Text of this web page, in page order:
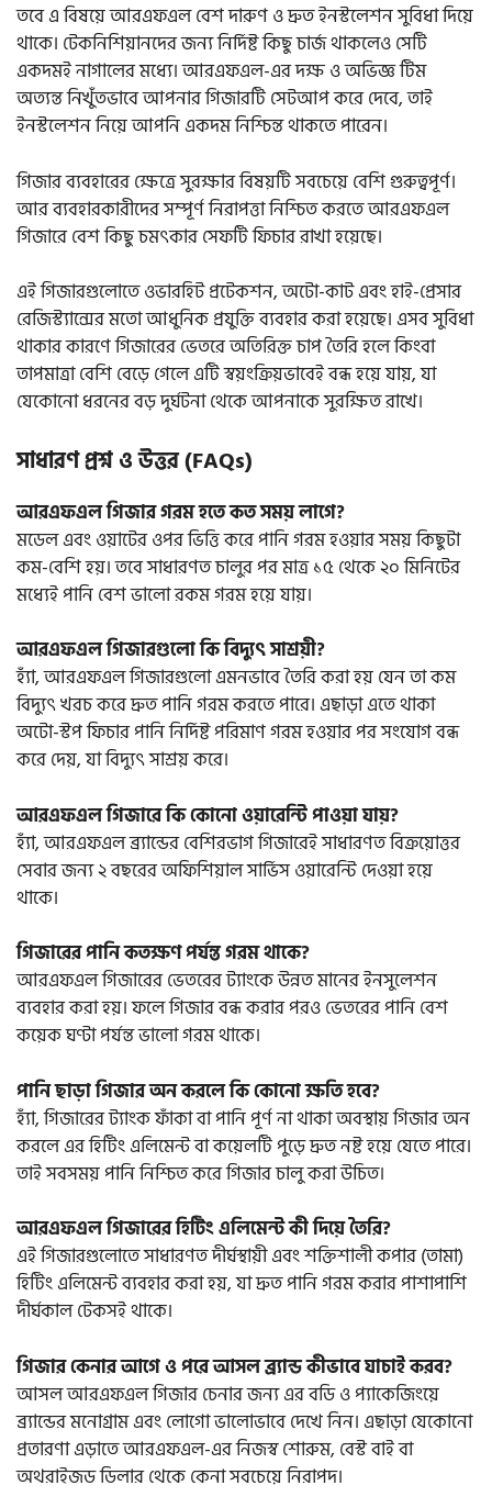
তবে এ বিষয়ে আরএফএল বেশ দারুণ ও দ্রুত ইনস্টলেশন সুবিধা দিয়ে
থাকে। টেকনিশিয়ানদের জন্য নির্দিষ্ট কিছু চার্জ থাকলেও সেটি
একদমই নাগালের মধ্যে। আরএফএল-এর দক্ষ ও অভিজ্ঞ টিম
অত্যন্ত নিখুঁতভাবে আপনার গিজারটি সেটআপ করে দেবে, তাই
ইনস্টলেশন নিয়ে আপনি একদম নিশ্চিন্ত থাকতে পারেন।
গিজার ব্যবহারের ক্ষেত্রে সুরক্ষার বিষয়টি সবচেয়ে বেশি গুরুত্বপূর্ণ।
আর ব্যবহারকারীদের সম্পূর্ণ নিরাপত্তা নিশ্চিত করতে আরএফএল
গিজারে বেশ কিছু চমৎকার সেফটি ফিচার রাখা হয়েছে।
এই গিজারগুলোতে ওভারহিট প্রটেকশন, অটো-কাট এবং হাই-প্রেসার
রেজিস্ট্যান্সের মতো আধুনিক প্রযুক্তি ব্যবহার করা হয়েছে। এসব সুবিধা
থাকার কারণে গিজারের ভেতরে অতিরিক্ত চাপ তৈরি হলে কিংবা
তাপমাত্রা বেশি বেড়ে গেলে এটি স্বয়ংক্রিয়ভাবেই বন্ধ হয়ে যায়, যা
যেকোনো ধরনের বড় দুর্ঘটনা থেকে আপনাকে সুরক্ষিত রাখে।
সাধারণ প্রশ্ন ও উত্তর (FAQs)
আরএফএল গিজার গরম হতে কত সময় লাগে?
মডেল এবং ওয়াটের ওপর ভিত্তি করে পানি গরম হওয়ার সময় কিছুটা
কম-বেশি হয়। তবে সাধারণত চালুর পর মাত্র ১৫ থেকে ২০ মিনিটের
মধ্যেই পানি বেশ ভালো রকম গরম হয়ে যায়।
আরএফএল গিজারগুলো কি বিদ্যুৎ সাশ্রয়ী?
হ্যাঁ, আরএফএল গিজারগুলো এমনভাবে তৈরি করা হয় যেন তা কম
বিদ্যুৎ খরচ করে দ্রুত পানি গরম করতে পারে। এছাড়া এতে থাকা
অটো-স্টপ ফিচার পানি নির্দিষ্ট পরিমাণ গরম হওয়ার পর সংযোগ বন্ধ
করে দেয়, যা বিদ্যুৎ সাশ্রয় করে।
আরএফএল গিজারে কি কোনো ওয়ারেন্টি পাওয়া যায়?
হ্যাঁ, আরএফএল ব্র্যান্ডের বেশিরভাগ গিজারেই সাধারণত বিক্রয়োত্তর
সেবার জন্য ২ বছরের অফিশিয়াল সার্ভিস ওয়ারেন্টি দেওয়া হয়ে
থাকে।
গিজারের পানি কতক্ষণ পর্যন্ত গরম থাকে?
আরএফএল গিজারের ভেতরের ট্যাংকে উন্নত মানের ইনসুলেশন
ব্যবহার করা হয়। ফলে গিজার বন্ধ করার পরও ভেতরের পানি বেশ
কয়েক ঘণ্টা পর্যন্ত ভালো গরম থাকে।
পানি ছাড়া গিজার অন করলে কি কোনো ক্ষতি হবে?
হ্যাঁ, গিজারের ট্যাংক ফাঁকা বা পানি পূর্ণ না থাকা অবস্থায় গিজার অন
করলে এর হিটিং এলিমেন্ট বা কয়েলটি পুড়ে দ্রুত নষ্ট হয়ে যেতে পারে।
তাই সবসময় পানি নিশ্চিত করে গিজার চালু করা উচিত।
আরএফএল গিজারের হিটিং এলিমেন্ট কী দিয়ে তৈরি?
এই গিজারগুলোতে সাধারণত দীর্ঘস্থায়ী এবং শক্তিশালী কপার (তামা)
হিটিং এলিমেন্ট ব্যবহার করা হয়, যা দ্রুত পানি গরম করার পাশাপাশি
দীর্ঘকাল টেকসই থাকে।
গিজার কেনার আগে ও পরে আসল ব্র্যান্ড কীভাবে যাচাই করব?
আসল আরএফএল গিজার চেনার জন্য এর বডি ও প্যাকেজিংয়ে
ব্র্যান্ডের মনোগ্রাম এবং লোগো ভালোভাবে দেখে নিন। এছাড়া যেকোনো
প্রতারণা এড়াতে আরএফএল-এর নিজস্ব শোরুম, বেস্ট বাই বা
অথরাইজড ডিলার থেকে কেনা সবচেয়ে নিরাপদ।